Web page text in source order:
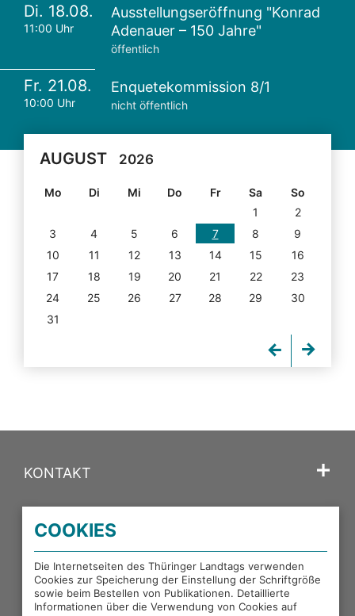
Di. 18.08.
11:00 Uhr
Ausstellungseröffnung "Konrad
Adenauer – 150 Jahre"
öffentlich
Fr. 21.08.
10:00 Uhr
Enquetekommission 8/1
nicht öffentlich
AUGUST 2026
Mo Di Mi Do Fr Sa
So
1
2
3
4 5 6 7 8
9
10
11 12 13 14 15
16
17
18 19 20 21 22
23
24
25 26 27 28 29
30
31
KONTAKT
PORTALE DES THÜRINGER LANDTAGS
EXTERNE LINKS
COOKIES
Die Internetseiten des Thüringer Landtags verwenden
Cookies zur Speicherung der Einstellung der Schriftgröße
sowie beim Bestellen von Publikationen. Detaillierte
Informationen über die Verwendung von Cookies auf